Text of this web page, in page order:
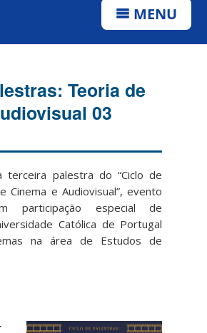
MENU
Teoria de
03
palestra do “Ciclo de
Cinema e Audiovisual”, evento
participação especial de
Católica de Portugal
na área de Estudos de